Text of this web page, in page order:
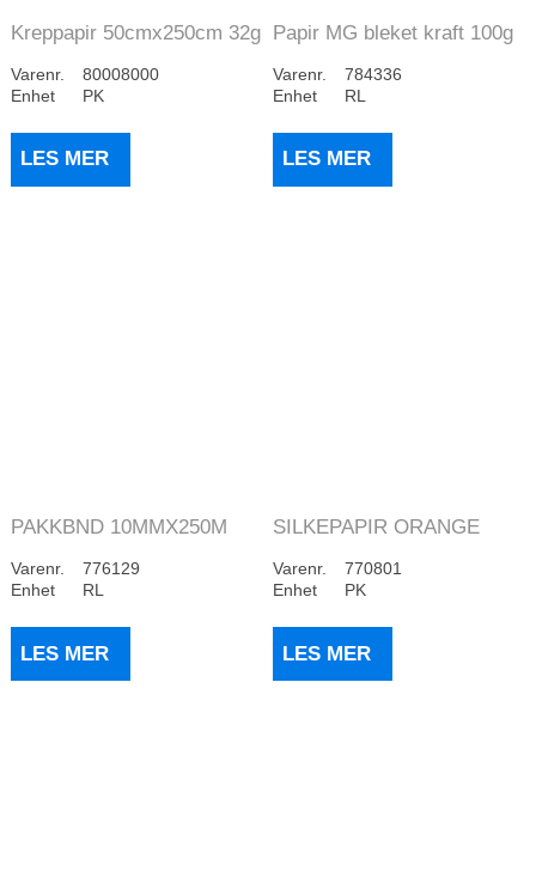
Kreppapir 50cmx250cm 32g
Varenr.
80008000
Enhet
PK
LES MER
Papir MG bleket kraft 100g
Varenr.
784336
Enhet
RL
LES MER
PAKKBND 10MMX250M
Varenr.
776129
Enhet
RL
LES MER
SILKEPAPIR ORANGE
Varenr.
770801
Enhet
PK
LES MER